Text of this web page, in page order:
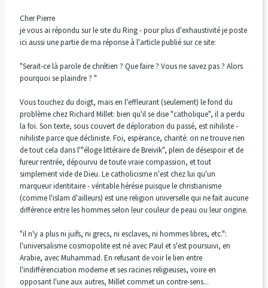
Cher Pierre
je vous ai répondu sur le site du Ring - pour plus d'exhaustivité je poste
ici aussi une partie de ma réponse à l'article publié sur ce site:
"Serait-ce là parole de chrétien ? Que faire ? Vous ne savez pas ? Alors
pourquoi se plaindre ? "
Vous touchez du doigt, mais en l'effleurant (seulement) le fond du
problème chez Richard Millet: bien qu'il se dise "catholique", il a perdu
la foi. Son texte, sous couvert de déploration du passé, est nihiliste -
nihiliste parce que décliniste. Foi, espérance, charité: on ne trouve rien
de tout cela dans l'"éloge littéraire de Breivik", plein de désespoir et de
fureur rentrée, dépourvu de toute vraie compassion, et tout
simplement vide de Dieu. Le catholicisme n'est chez lui qu'un
marqueur identitaire - véritable hérésie puisque le christianisme
(comme l'islam d'ailleurs) est une religion universelle qui ne fait aucune
différence entre les hommes selon leur couleur de peau ou leur origine.
"il n'y a plus ni juifs, ni grecs, ni esclaves, ni hommes libres, etc.":
l'universalisme cosmopolite est né avec Paul et s'est poursuivi, en
Arabie, avec Muhammad. En refusant de voir le lien entre
l'indifférenciation moderne et ses racines religieuses, voire en
opposant l'une aux autres, Millet commet un contre-sens...